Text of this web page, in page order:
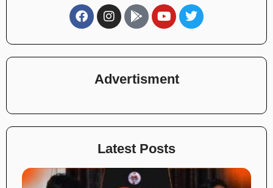
Advertisment
Latest Posts